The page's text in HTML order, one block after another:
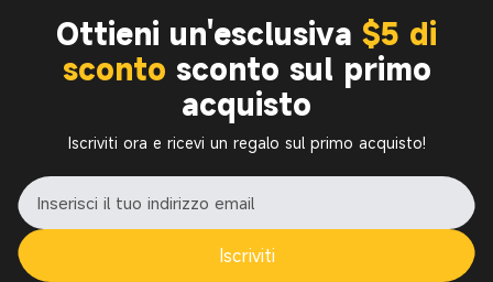
Ottieni un'esclusiva $5 di
sconto sconto sul primo
acquisto
Iscriviti ora e ricevi un regalo sul primo acquisto!
Iscriviti